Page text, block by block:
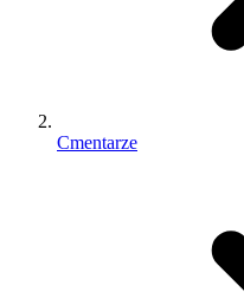
Cmentarze